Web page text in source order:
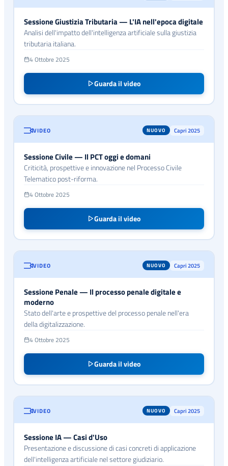
Sessione Giustizia Tributaria — L'IA nell'epoca digitale
Analisi dell'impatto dell'intelligenza artificiale sulla giustizia
tributaria italiana.
4 Ottobre 2025
Guarda il video
VIDEO NUOVO Capri 2025
Sessione Civile — Il PCT oggi e domani
Criticità, prospettive e innovazione nel Processo Civile
Telematico post-riforma.
4 Ottobre 2025
Guarda il video
VIDEO NUOVO Capri 2025
Sessione Penale — Il processo penale digitale e
moderno
Stato dell'arte e prospettive del processo penale nell'era
della digitalizzazione.
4 Ottobre 2025
Guarda il video
VIDEO NUOVO Capri 2025
Sessione IA — Casi d'Uso
Presentazione e discussione di casi concreti di applicazione
dell'intelligenza artificiale nel settore giudiziario.